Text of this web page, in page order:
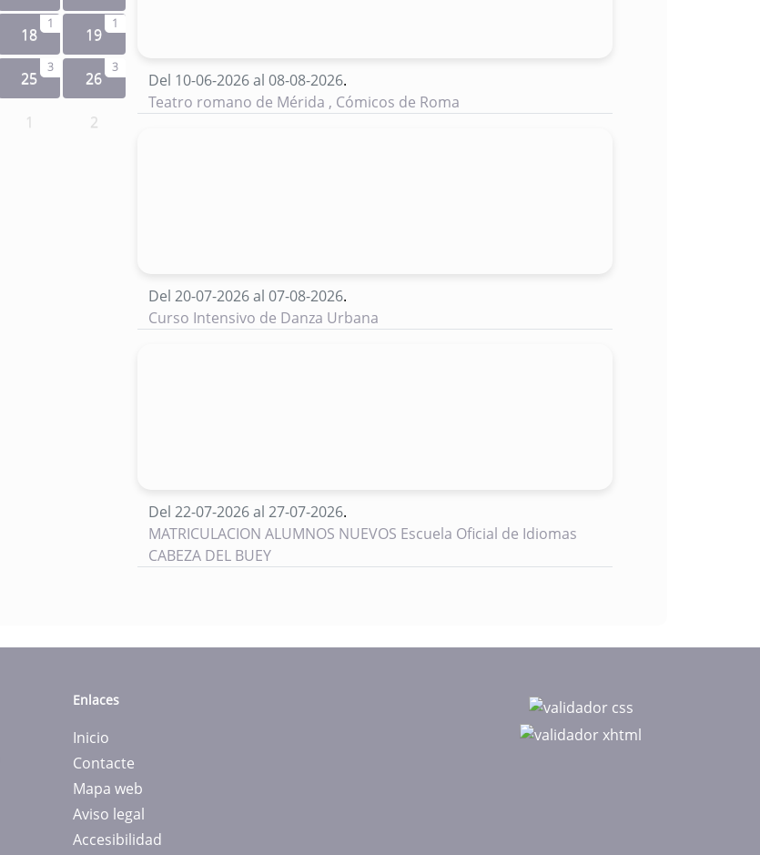
18
1
19
1
25
3
26
3
1 2
Del 10-06-2026 al 08-08-2026.
Teatro romano de Mérida , Cómicos de Roma
Del 20-07-2026 al 07-08-2026.
Curso Intensivo de Danza Urbana
Del 22-07-2026 al 27-07-2026.
MATRICULACION ALUMNOS NUEVOS Escuela Oficial de Idiomas
CABEZA DEL BUEY
Enlaces
Inicio
Contacte
Mapa web
Aviso legal
Accesibilidad